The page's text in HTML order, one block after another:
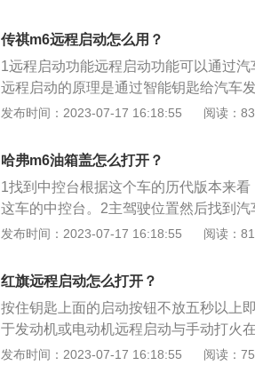
发动机，拥有150马力和210牛米的最大
00到4500转，最大功率转速为每分钟
用了铝合金缸盖缸体，与这款发动机匹
箱。
传祺m6远程启动怎么用？
1远程启动功能远程启动功能可以通过
远程启动的原理是通过智能钥匙给汽车
有远程启动配置比较高的汽车会配置远
还能控制汽车的空调、检查汽车的车况
省去热车环节。
发布时间：2023-07-17 16:18:55 阅读：
哈弗m6油箱盖怎么打开？
1找到中控台根据这个车的历代版本来
这车的中控台。2主驾驶位置然后找到
行的操控。3油箱图标的按钮往方向盘的
弹开，不要距离太近，不然会弹到自己
以将里面的油箱盖给拧开，加完油一定
发布时间：2023-07-17 16:18:55 阅读：
红旗远程启动怎么打开？
按住钥匙上面的启动按钮不放五秒以上
于发动机或电动机远程启动与手动打火
器机械磨损问题，从而故障几率也大大
发布时间：2023-07-17 16:18:55 阅读：